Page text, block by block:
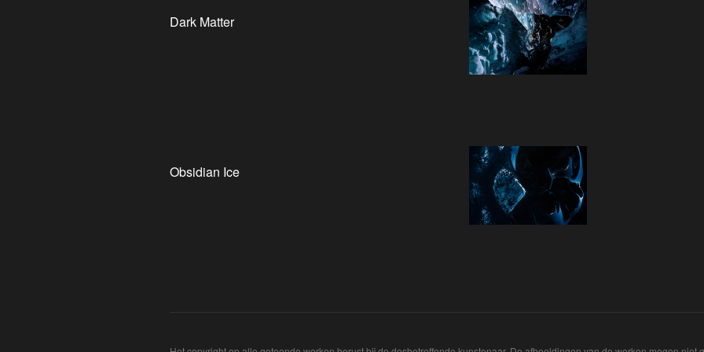
Dark Matter
Obsidian Ice